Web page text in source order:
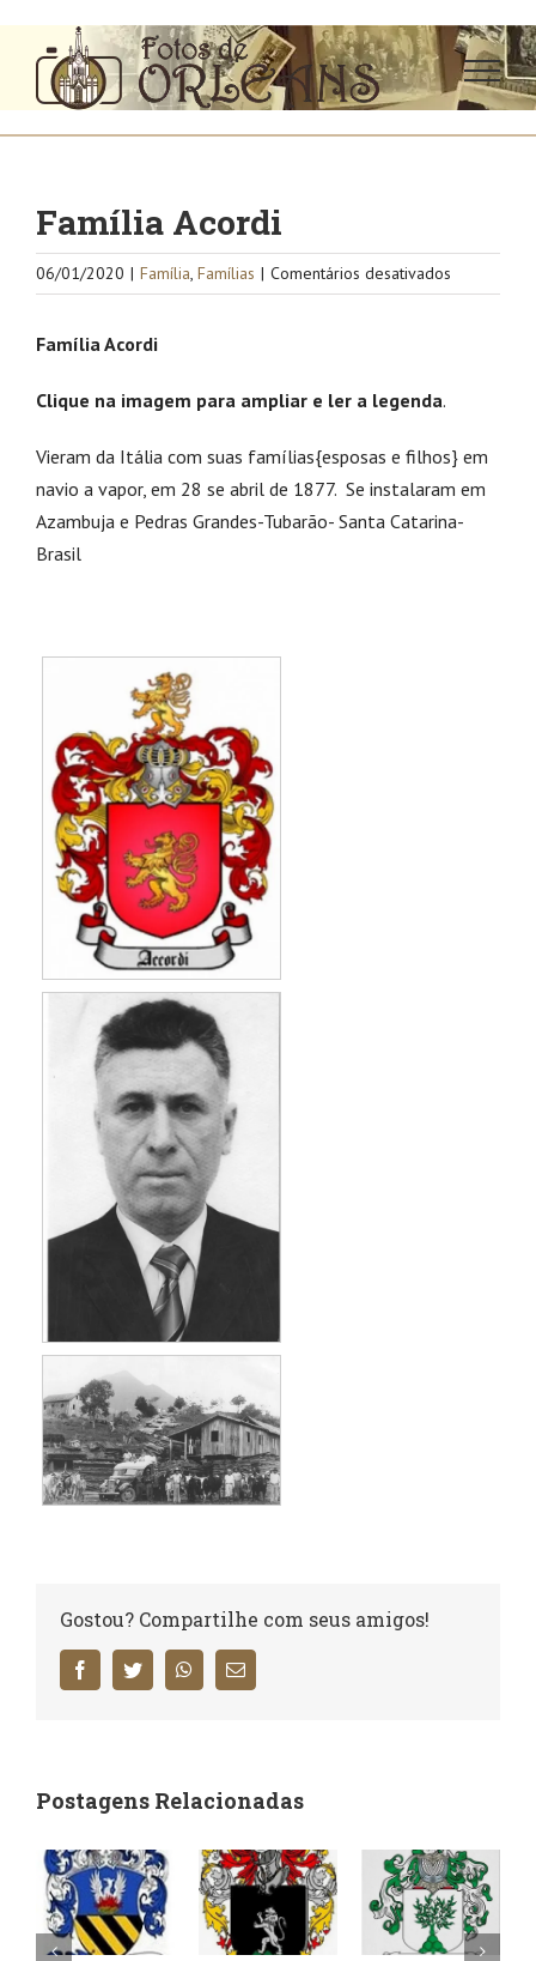
conteúdo
Família Acordi
06/01/2020 | Família, Famílias | Comentários desativados
Família
Família Acordi
Clique na imagem para ampliar e ler a legenda.
Vieram da Itália com suas famílias{esposas e filhos} em
navio a vapor, em 28 se abril de 1877. Se instalaram em
Azambuja e Pedras Grandes-Tubarão- Santa Catarina-
Brasil
Gostou? Compartilhe com seus amigos!
FacebookTwitter WhatsApp
E-
mail
Postagens Relacionadas